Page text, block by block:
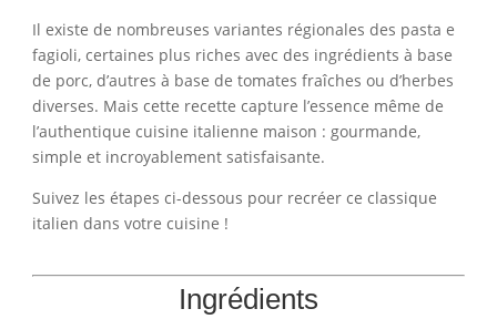
Il existe de nombreuses variantes régionales des pasta e
fagioli, certaines plus riches avec des ingrédients à base
de porc, d’autres à base de tomates fraîches ou d’herbes
diverses. Mais cette recette capture l’essence même de
l’authentique cuisine italienne maison : gourmande,
simple et incroyablement satisfaisante.
Suivez les étapes ci-dessous pour recréer ce classique
italien dans votre cuisine !
Ingrédients